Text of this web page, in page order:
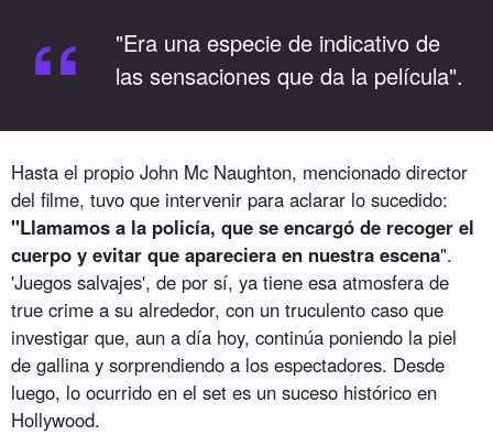
“
"Era una especie de indicativo de
las sensaciones que da la película".
Hasta el propio John Mc Naughton, mencionado director
del filme, tuvo que intervenir para aclarar lo sucedido:
"Llamamos a la policía, que se encargó de recoger el
cuerpo y evitar que apareciera en nuestra escena".
'Juegos salvajes', de por sí, ya tiene esa atmosfera de
true crime a su alrededor, con un truculento caso que
investigar que, aun a día hoy, continúa poniendo la piel
de gallina y sorprendiendo a los espectadores. Desde
luego, lo ocurrido en el set es un suceso histórico en
Hollywood.